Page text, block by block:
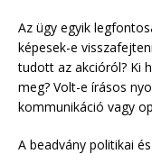
Az ügy egyik
képesek-e
tudott az akcióról? Ki
meg? Volt-e írásos
kommunikáció vagy
A beadvány politikai